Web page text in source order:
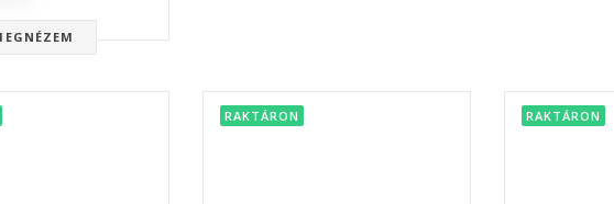
RAKTÁRON RAKTÁRON